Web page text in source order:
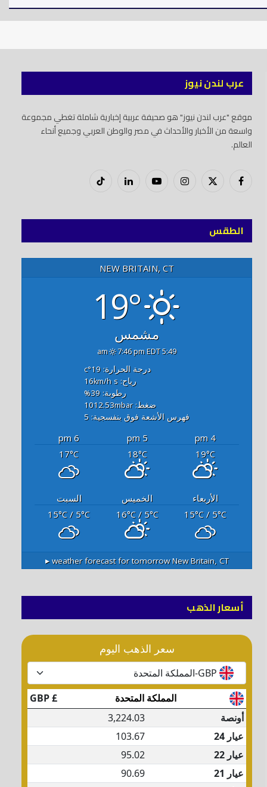
عرب لندن نيوز
موقع "عرب لندن نيوز" هو صحيفة عربية إخبارية شاملة تغطي مجموعة
واسعة من الأخبار والأحداث في مصر والوطن العربي وجميع أنحاء
العالم.
فيسبوك
X
إنستغرام يوتيوب لينكدود
تيك
الطقس
NEW BRITAIN, CT
19°
مشمس
5:49 am
7:46 pm EDT
درجة الحرارة: 19
°c
رياح: 16 km/h s
رطوبة: 39
%
ضغط: 1012.53mbar
فهرس الأشعة فوق بنفسجية: 5
4 pm
5 pm
6 pm
19°C
18°C
17°C
الأربعاء الخميس
السبت
15°C/ 5°C
16°C/ 5°C
15°C / 5°C
New Britain, CT
weather forecast for tomorrow ▸
أسعار الذهب